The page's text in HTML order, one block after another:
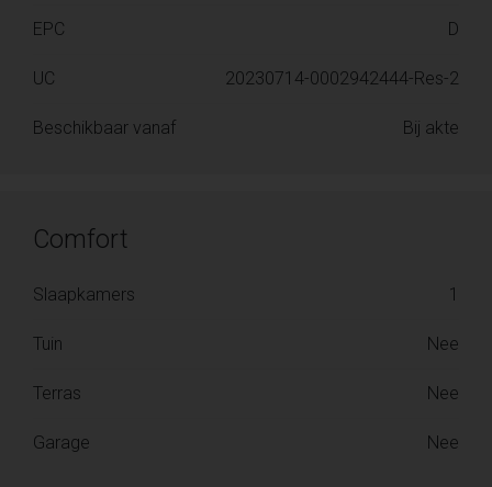
EPC D
UC 20230714-0002942444-Res-2
Beschikbaar vanaf Bij akte
Comfort
Slaapkamers 1
Tuin Nee
Terras Nee
Garage Nee